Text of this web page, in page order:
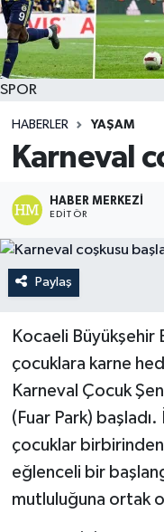
SPOR
HABERLER YAŞAM
Karneval
HABER MERKEZI
EDITÖR
Paylaş
Kocaeli Büyükşehir
çocuklara karne
Karneval Çocuk
(Fuar Park)
çocuklar
eğlenceli bir
mutluluğuna ortak